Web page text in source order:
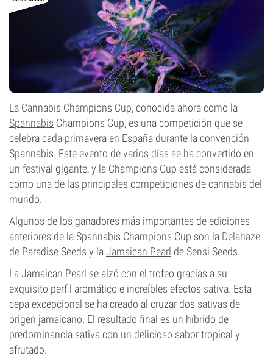
La Cannabis Champions Cup, conocida ahora como la
Spannabis Champions Cup, es una competición que se
celebra cada primavera en España durante la convención
Spannabis. Este evento de varios días se ha convertido en
un festival gigante, y la Champions Cup está considerada
como una de las principales competiciones de cannabis del
mundo.
Algunos de los ganadores más importantes de ediciones
anteriores de la Spannabis Champions Cup son la Delahaze
de Paradise Seeds y laJamaican Pearl de Sensi Seeds.
La Jamaican Pearl se alzó con el trofeo gracias a su
exquisito perfil aromático e increíbles efectos sativa. Esta
cepa excepcional se ha creado al cruzar dos sativas de
origen jamaicano. El resultado final es un híbrido de
predominancia sativa con un delicioso sabor tropical y
afrutado.